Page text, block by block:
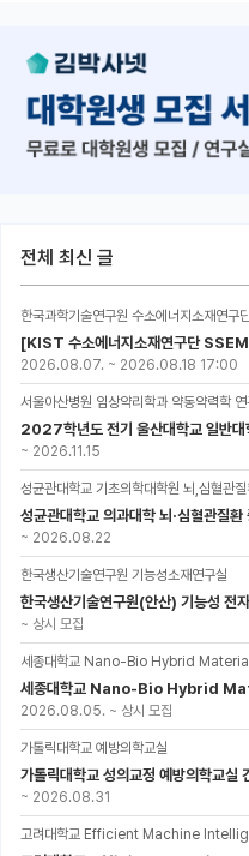
전체 최신 글
한국과학기술연구원 수소에너지소재연
2026.08.07. ~ 2026.08.18 17:00
서울아산병원 임상약리학과 약동약력학 연
~ 2026.11.15
성균관대학교 기초의학대학원 뇌,심혈관
성균관대학교 의과대학 뇌·심혈관질환
~ 2026.08.22
한국생산기술연구원 기능성소재연구실
한국생산기술연구원(안산) 기능성 전
~ 상시 모집
세종대학교 Nano-Bio Hybrid
세종대학교 Nano-Bio Hybrid
2026.08.05. ~ 상시 모집
가톨릭대학교 예방의학교실
가톨릭대학교 성의교정 예방의학교실
~ 2026.08.31
고려대학교 Efficient Machine